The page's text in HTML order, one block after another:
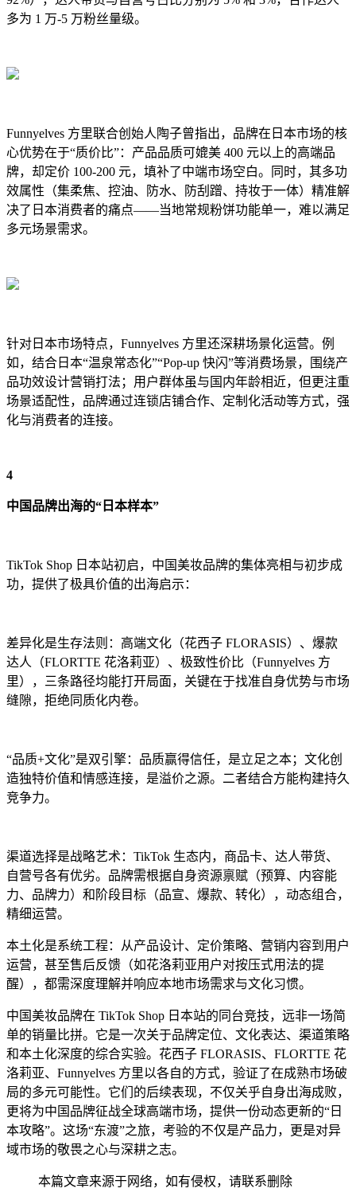
多为 1 万-5 万粉丝量级。
Funnyelves 方里联合创始人陶子曾指出，品牌在日本市场的核
心优势在于“质价比”：产品品质可媲美 400 元以上的高端品
牌，却定价 100-200 元，填补了中端市场空白。同时，其多功
效属性（集柔焦、控油、防水、防刮蹭、持妆于一体）精准解
决了日本消费者的痛点——当地常规粉饼功能单一，难以满足
多元场景需求。
针对日本市场特点，Funnyelves 方里还深耕场景化运营。例
如，结合日本“温泉常态化”“Pop-up 快闪”等消费场景，围绕产
品功效设计营销打法；用户群体虽与国内年龄相近，但更注重
场景适配性，品牌通过连锁店铺合作、定制化活动等方式，强
化与消费者的连接。
4
中国品牌出海的“日本样本”
TikTok Shop 日本站初启，中国美妆品牌的集体亮相与初步成
功，提供了极具价值的出海启示：
差异化是生存法则：高端文化（花西子 FLORASIS）、爆款
达人（FLORTTE 花洛莉亚）、极致性价比（Funnyelves 方
里），三条路径均能打开局面，关键在于找准自身优势与市场
缝隙，拒绝同质化内卷。
“品质+文化”是双引擎：品质赢得信任，是立足之本；文化创
造独特价值和情感连接，是溢价之源。二者结合方能构建持久
竞争力。
渠道选择是战略艺术：TikTok 生态内，商品卡、达人带货、
自营号各有优劣。品牌需根据自身资源禀赋（预算、内容能
力、品牌力）和阶段目标（品宣、爆款、转化），动态组合，
精细运营。
本土化是系统工程：从产品设计、定价策略、营销内容到用户
运营，甚至售后反馈（如花洛莉亚用户对按压式用法的提
醒），都需深度理解并响应本地市场需求与文化习惯。
中国美妆品牌在 TikTok Shop 日本站的同台竞技，远非一场简
单的销量比拼。它是一次关于品牌定位、文化表达、渠道策略
和本土化深度的综合实验。花西子 FLORASIS、FLORTTE 花
洛莉亚、Funnyelves 方里以各自的方式，验证了在成熟市场破
局的多元可能性。它们的后续表现，不仅关乎自身出海成败，
更将为中国品牌征战全球高端市场，提供一份动态更新的“日
本攻略”。这场“东渡”之旅，考验的不仅是产品力，更是对异
域市场的敬畏之心与深耕之志。
本篇文章来源于网络，如有侵权，请联系删除